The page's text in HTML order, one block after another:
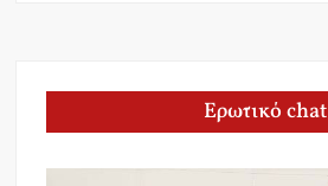
Ερωτικό chat